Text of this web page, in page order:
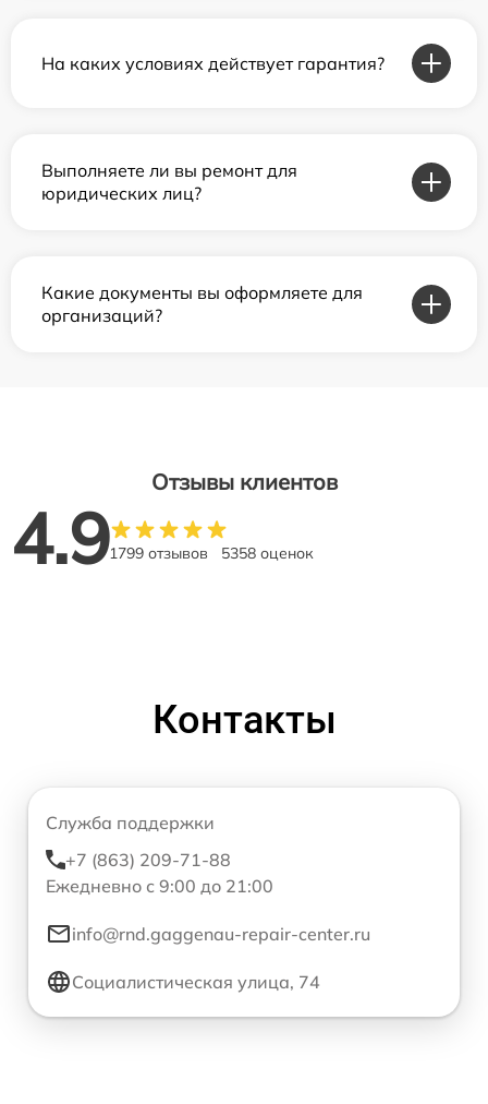
На каких условиях действует гарантия?
Выполняете ли вы ремонт для
юридических лиц?
Какие документы вы оформляете для
организаций?
Отзывы клиентов
4.91799 отзывов 5358 оценок
Контакты
Служба поддержки
+7 (863) 209-71-88
Ежедневно с 9:00 до 21:00
info@rnd.gaggenau-repair-center.ru
Социалистическая улица, 74